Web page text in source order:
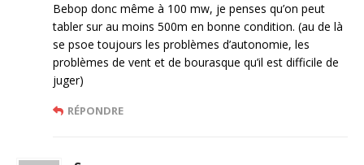
Bebop donc même à 100 mw, je penses qu’on peut
tabler sur au moins 500m en bonne condition. (au de là
se psoe toujours les problèmes d’autonomie, les
problèmes de vent et de bourasque qu’il est difficile de
juger)
RÉPONDRE